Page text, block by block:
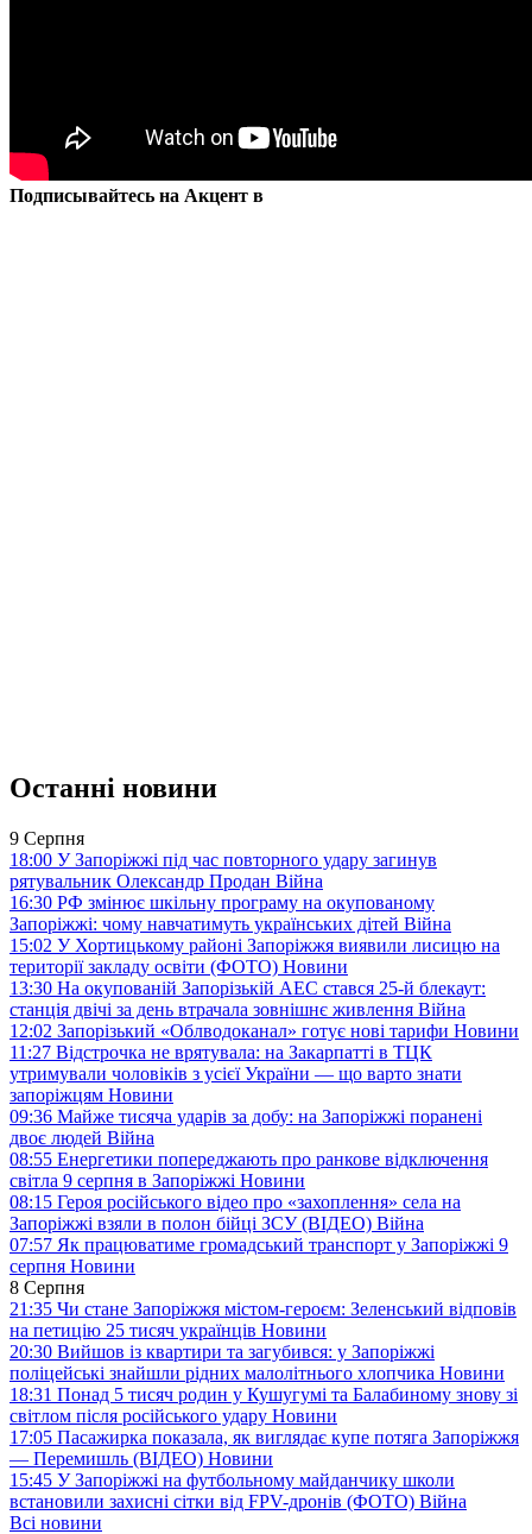
Подписывайтесь на Акцент в
Останні новини
9 Серпня
18:00 У Запоріжжі під час повторного удару загинув
рятувальник Олександр Продан Війна
16:30 РФ змінює шкільну програму на окупованому
Запоріжжі: чому навчатимуть українських дітей Війна
15:02 У Хортицькому районі Запоріжжя виявили лисицю на
території закладу освіти (ФОТО) Новини
13:30 На окупованій Запорізькій АЕС стався 25-й блекаут:
станція двічі за день втрачала зовнішнє живлення Війна
12:02 Запорізький «Облводоканал» готує нові тарифи Новини
11:27 Відстрочка не врятувала: на Закарпатті в ТЦК
утримували чоловіків з усієї України — що варто знати
запоріжцям Новини
09:36 Майже тисяча ударів за добу: на Запоріжжі поранені
двоє людей Війна
08:55 Енергетики попереджають про ранкове відключення
світла 9 серпня в Запоріжжі Новини
08:15 Героя російського відео про «захоплення» села на
Запоріжжі взяли в полон бійці ЗСУ (ВІДЕО) Війна
07:57 Як працюватиме громадський транспорт у Запоріжжі 9
серпня Новини
8 Серпня
21:35 Чи стане Запоріжжя містом-героєм: Зеленський відповів
на петицію 25 тисяч українців Новини
20:30 Вийшов із квартири та загубився: у Запоріжжі
поліцейські знайшли рідних малолітнього хлопчика Новини
18:31 Понад 5 тисяч родин у Кушугумі та Балабиному знову зі
світлом після російського удару Новини
17:05 Пасажирка показала, як виглядає купе потяга Запоріжжя
— Перемишль (ВІДЕО) Новини
15:45 У Запоріжжі на футбольному майданчику школи
встановили захисні сітки від FPV-дронів (ФОТО) Війна
Всі новини